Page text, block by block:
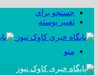
جستجو برای
تغییر پوسته
منو